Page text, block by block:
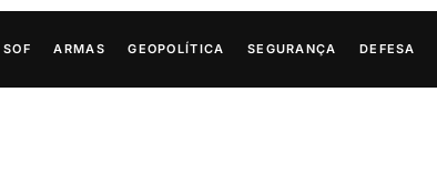
SOF ARMAS GEOPOLÍTICA SEGURANÇA DEFESA